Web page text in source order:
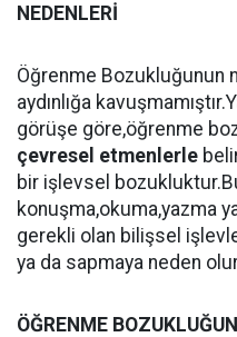
NEDENLERİ
Öğrenme Bozukluğunun
aydınlığa
görüşe göre,öğrenme
çevresel etmenlerle
bir işlevsel
konuşma,okuma,yazma
gerekli olan bilişsel
ya da sapmaya neden
ÖĞRENME